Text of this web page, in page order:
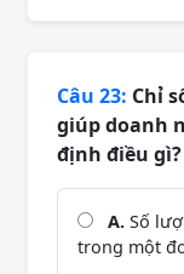
Câu 23: Chỉ
giúp doanh
định điều gì?
A. Số
trong một